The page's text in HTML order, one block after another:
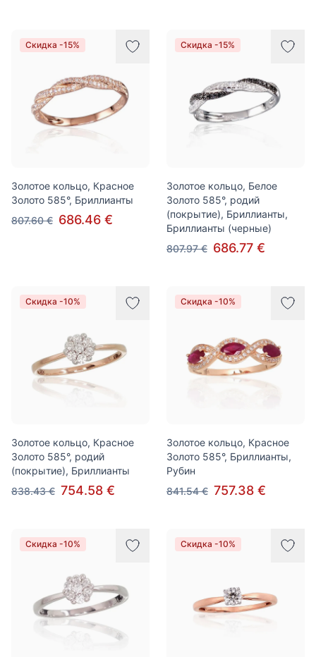
Скидка -15%
Золотое кольцо, Красное
Золото 585°, Бриллианты
807.60 € 686.46 €
Скидка -15%
Золотое кольцо, Белое
Золото 585°, родий
(покрытие), Бриллианты,
Бриллианты (черные)
807.97 € 686.77 €
Скидка -10%
Золотое кольцо, Красное
Золото 585°, родий
(покрытие), Бриллианты
838.43 € 754.58 €
Скидка -10%
Золотое кольцо, Красное
Золото 585°, Бриллианты,
Рубин
841.54 € 757.38 €
Скидка -10% Скидка -10%